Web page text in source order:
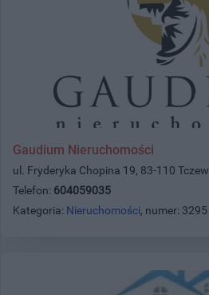
Gaudium Nieruchomości
ul. Fryderyka Chopina 19, 83-110 Tczew
Telefon: 604059035
Kategoria: Nieruchomości, numer: 3295